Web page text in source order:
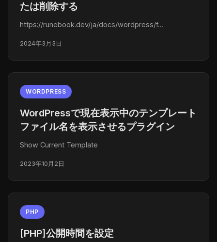
たは削除する
https://runebook.dev/ja/docs/wordpress/f…
2024年3月3日
WORDPRESS
WordPressで現在表示中のテンプレート
ファイル名を表示させるプラグイン
Show Current Template
2023年10月2日
PHP
[PHP]公開時間を設定